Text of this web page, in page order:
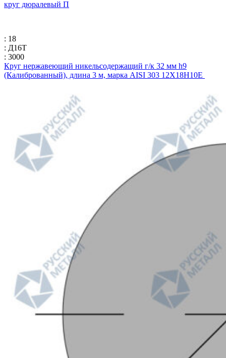
круг дюралевый П
: 18
: Д16Т
: 3000
Круг нержавеющий никельсодержащий г/к 32 мм h9
(Калиброванный), длина 3 м, марка AISI 303 12Х18Н10Е